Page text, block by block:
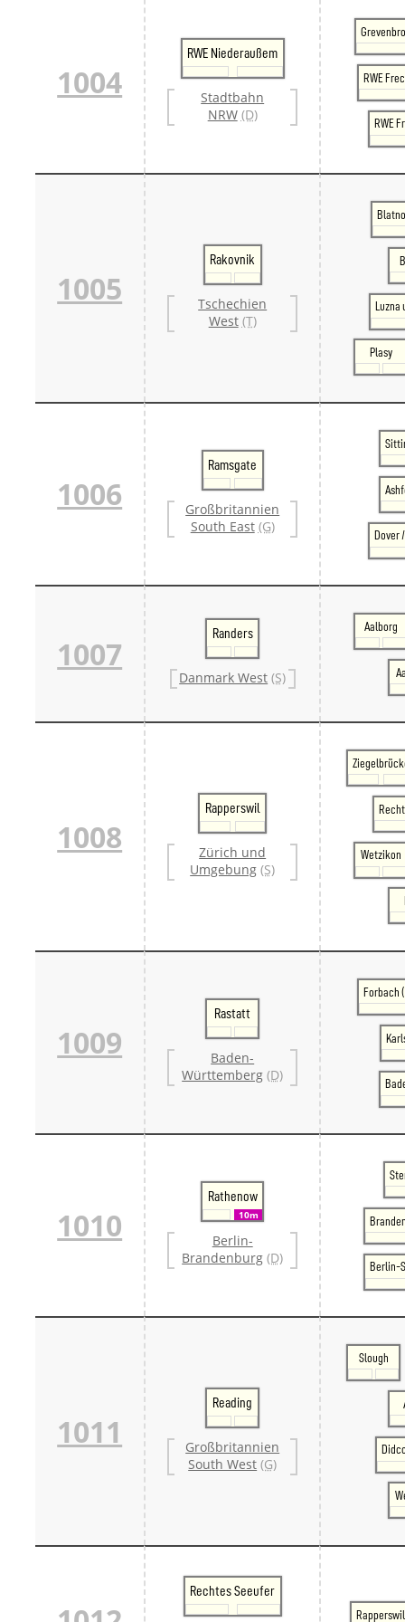
1004
RWE Niederaußem
Stadtbahn
NRW (D)
RWE
RWE
1005
Rakovnik
Tschechien
West (T)
Plasy
1006
Ramsgate
Großbritannien
South East (G)
Dover
1007
Randers
Danmark West (S)
Aalborg
1008
Rapperswil
Zürich und
Umgebung (S)
Wetzikon
1009
Rastatt
Baden-
Württemberg (D)
Forbach
1010
Rathenow
10m
Berlin-
Brandenburg (D)
Berlin-
1011
Reading
Großbritannien
South West (G)
Slough
Rechtes Seeufer
Rapperswil